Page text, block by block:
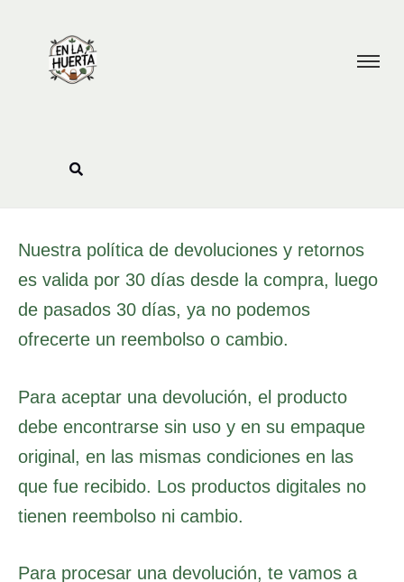
contenido
Nuestra política de devoluciones y retornos
es valida por 30 días desde la compra, luego
de pasados 30 días, ya no podemos
ofrecerte un reembolso o cambio.
Para aceptar una devolución, el producto
debe encontrarse sin uso y en su empaque
original, en las mismas condiciones en las
que fue recibido. Los productos digitales no
tienen reembolso ni cambio.
Para procesar una devolución, te vamos a